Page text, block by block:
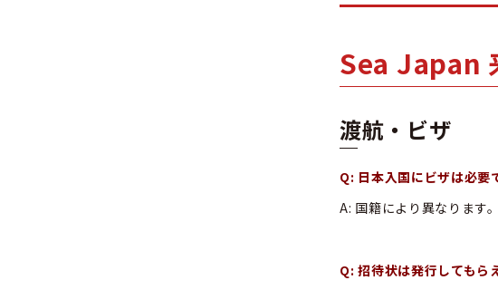
Sea Japan
渡航・ビザ
Q: 日本入国にビザは必要
A: 国籍により異なります
Q: 招待状は発行してもら